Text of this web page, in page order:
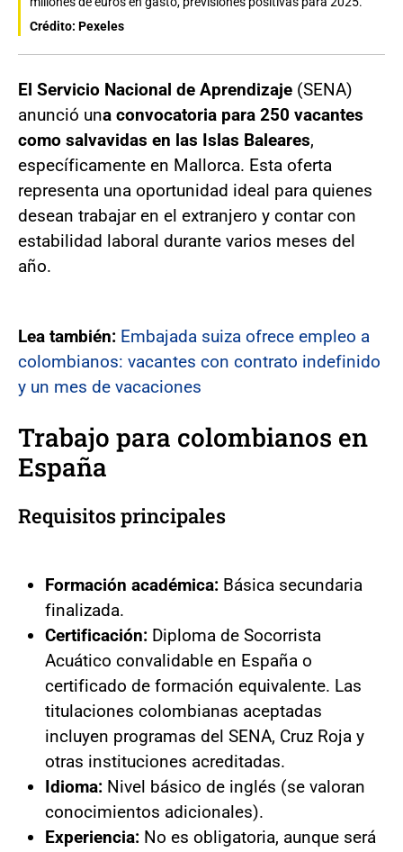
Crédito: Pexeles
El Servicio Nacional de Aprendizaje (SENA)
anunció una convocatoria para 250 vacantes
como salvavidas en las Islas Baleares,
específicamente en Mallorca. Esta oferta
representa una oportunidad ideal para quienes
desean trabajar en el extranjero y contar con
estabilidad laboral durante varios meses del
año.
Lea también: Embajada suiza ofrece empleo a
colombianos: vacantes con contrato indefinido
y un mes de vacaciones
Trabajo para colombianos en
España
Requisitos principales
Formación académica: Básica secundaria
finalizada.
Certificación: Diploma de Socorrista
Acuático convalidable en España o
certificado de formación equivalente. Las
titulaciones colombianas aceptadas
incluyen programas del SENA, Cruz Roja y
otras instituciones acreditadas.
Idioma: Nivel básico de inglés (se valoran
conocimientos adicionales).
Experiencia: No es obligatoria, aunque será